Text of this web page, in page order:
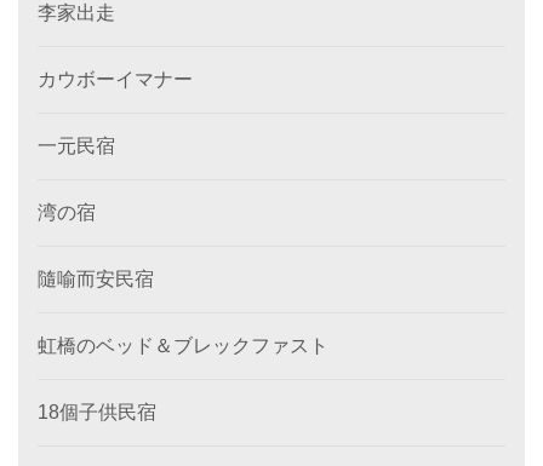
李家出走
カウボーイマナー
一元民宿
湾の宿
隨喻而安民宿
虹橋のベッド＆ブレックファスト
18個子供民宿